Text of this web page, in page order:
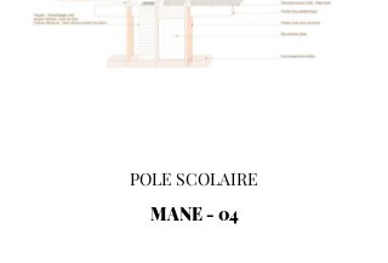
POLE SCOLAIRE
MANE - 04